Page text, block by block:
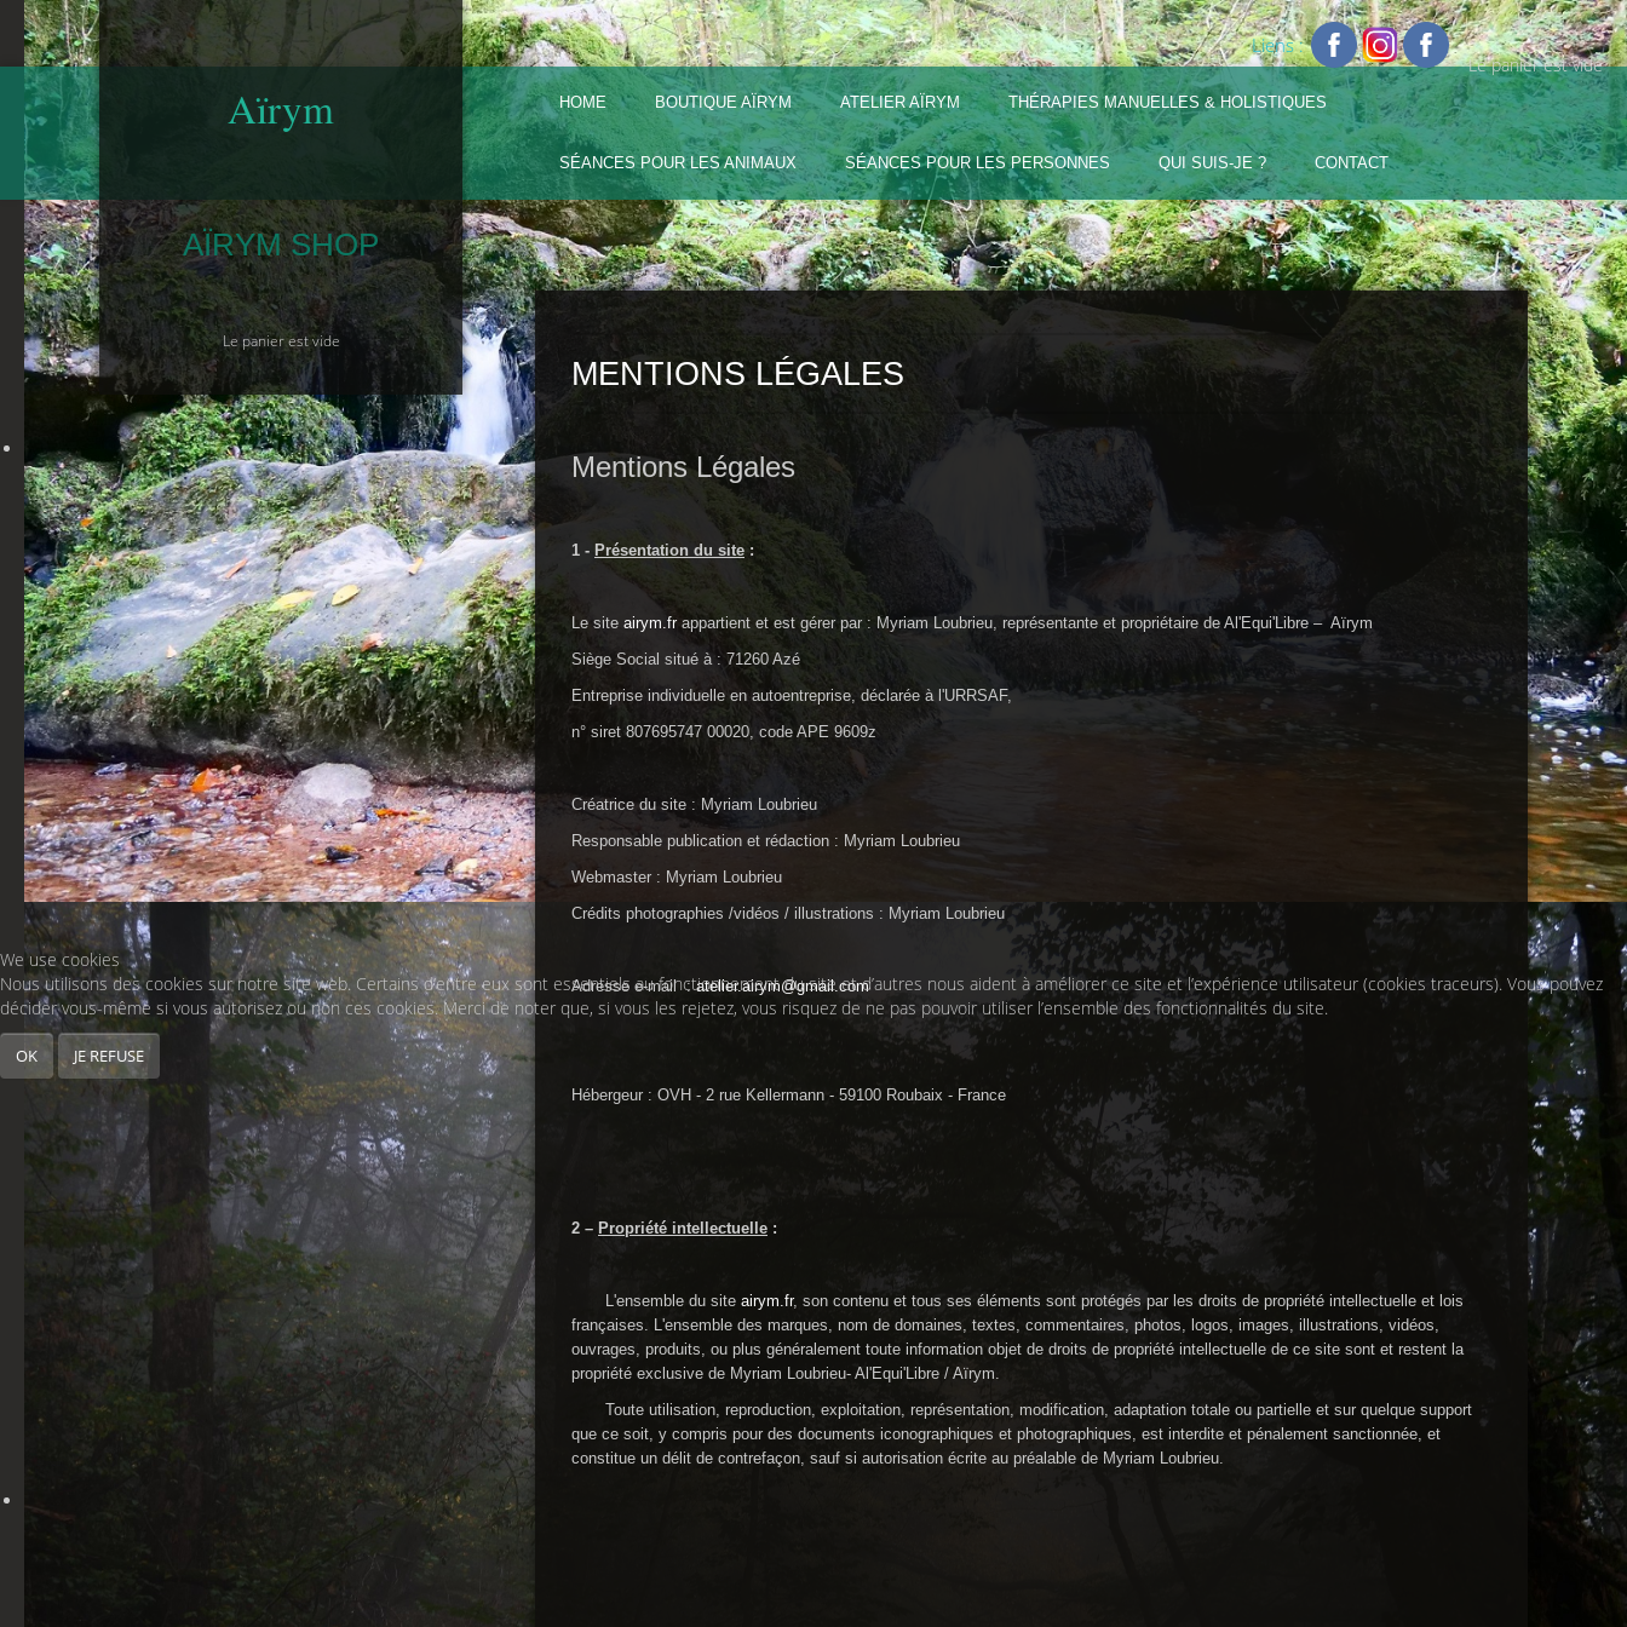
Aïrym
AÏRYM SHOP
Le panier est vide
Liens :
Le panier est vide
HOME BOUTIQUE AÏRYM ATELIER AÏRYM THÉRAPIES MANUELLES & HOLISTIQUES
SÉANCES POUR LES ANIMAUX SÉANCES POUR LES PERSONNES QUI SUIS-JE ? CONTACT
MENTIONS LÉGALES
Mentions Légales
1 - Présentation du site :
Le site airym.fr appartient et est gérer par : Myriam Loubrieu, représentante et propriétaire de Al'Equi'Libre – Aïrym
Siège Social situé à : 71260 Azé
Entreprise individuelle en autoentreprise, déclarée à l'URRSAF,
n° siret 807695747 00020, code APE 9609z
Créatrice du site : Myriam Loubrieu
Responsable publication et rédaction : Myriam Loubrieu
Webmaster : Myriam Loubrieu
Crédits photographies /vidéos / illustrations : Myriam Loubrieu
Adresse e-mail :atelier.airym@gmail.com
Hébergeur : OVH - 2 rue Kellermann - 59100 Roubaix - France
2 – Propriété intellectuelle :
L'ensemble du site airym.fr, son contenu et tous ses éléments sont protégés par les droits de propriété intellectuelle et lois
françaises. L'ensemble des marques, nom de domaines, textes, commentaires, photos, logos, images, illustrations, vidéos,
ouvrages, produits, ou plus généralement toute information objet de droits de propriété intellectuelle de ce site sont et restent la
propriété exclusive de Myriam Loubrieu- Al'Equi'Libre / Aïrym.
Toute utilisation, reproduction, exploitation, représentation, modification, adaptation totale ou partielle et sur quelque support
que ce soit, y compris pour des documents iconographiques et photographiques, est interdite et pénalement sanctionnée, et
constitue un délit de contrefaçon, sauf si autorisation écrite au préalable de Myriam Loubrieu.
We use cookies
Nous utilisons des cookies sur notre site web. Certains d’entre eux sont essentiels au fonctionnement du site et d’autres nous aident à améliorer ce site et l’expérience utilisateur (cookies traceurs). Vous pouvez
décider vous-même si vous autorisez ou non ces cookies. Merci de noter que, si vous les rejetez, vous risquez de ne pas pouvoir utiliser l’ensemble des fonctionnalités du site.
OK JE REFUSE